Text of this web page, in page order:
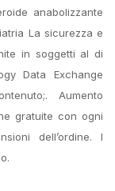
anabolizzante
La sicurezza e
in soggetti al di
Data Exchange
Aumento
gratuite con ogni
dell’ordine. I